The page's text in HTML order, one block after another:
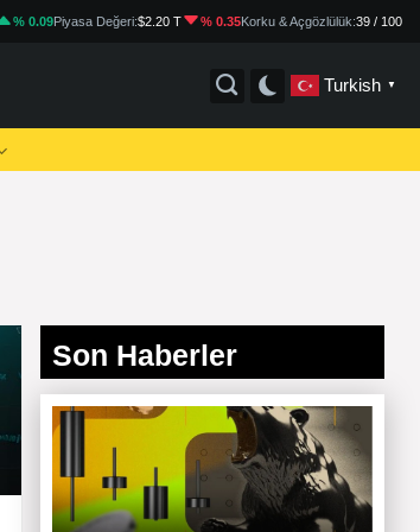
% 0.09Piyasa Değeri:$2.20 T % 0.35Korku & Açgözlülük:39 / 100
Turkish ▼
Son Haberler